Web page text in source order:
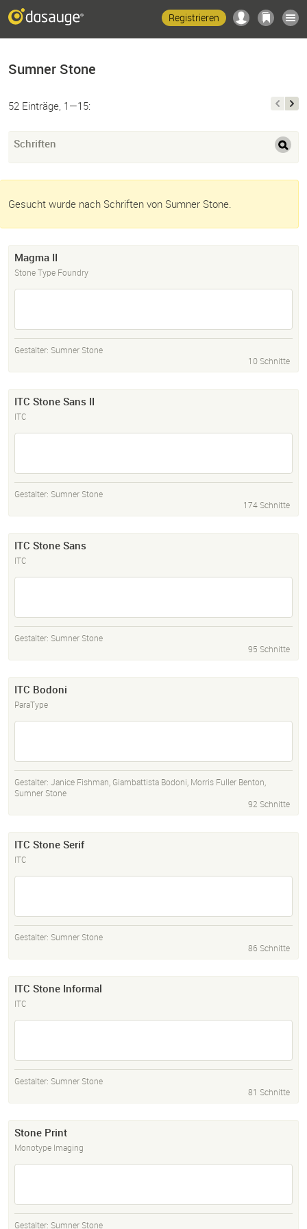
Registrieren
Sumner Stone
52 Einträge, 1—15:
Schriften
Gesucht wurde nach Schriften von Sumner Stone.
Magma II
Stone Type Foundry
Gestalter: Sumner Stone
10 Schnitte
ITC Stone Sans II
ITC
Gestalter: Sumner Stone
174 Schnitte
ITC Stone Sans
ITC
Gestalter: Sumner Stone
95 Schnitte
ITC Bodoni
ParaType
Gestalter: Janice Fishman, Giambattista Bodoni, Morris Fuller Benton,
Sumner Stone
92 Schnitte
ITC Stone Serif
ITC
Gestalter: Sumner Stone
86 Schnitte
ITC Stone Informal
ITC
Gestalter: Sumner Stone
81 Schnitte
Stone Print
Monotype Imaging
Gestalter: Sumner Stone